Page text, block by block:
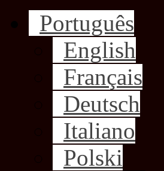
Português
English
Français
Deutsch
Italiano
Polski